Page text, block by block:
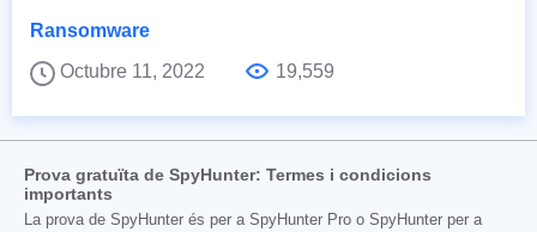
Ransomware
Octubre 11, 2022
19,559
Prova gratuïta de SpyHunter: Termes i condicions
importants
La prova de SpyHunter és per a SpyHunter Pro o SpyHunter per a